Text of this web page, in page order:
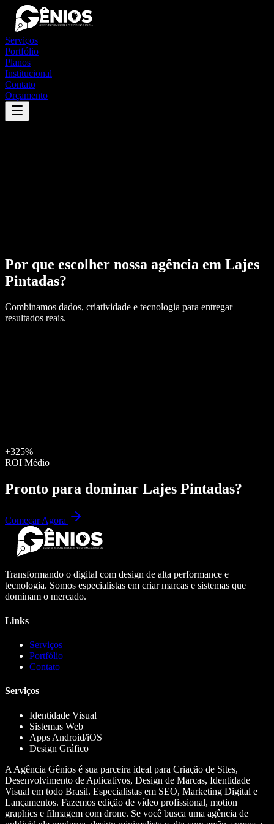
Serviços
Portfólio
Planos
Institucional
Contato
Orçamento
Por que escolher nossa agência em Lajes
Pintadas?
Combinamos dados, criatividade e tecnologia para entregar
resultados reais.
+325%
ROI Médio
Pronto para dominar Lajes Pintadas?
Começar Agora
Transformando o digital com design de alta performance e
tecnologia. Somos especialistas em criar marcas e sistemas que
dominam o mercado.
Links
Serviços
Portfólio
Contato
Serviços
Identidade Visual
Sistemas Web
Apps Android/iOS
Design Gráfico
A Agência Gênios é sua parceira ideal para Criação de Sites,
Desenvolvimento de Aplicativos, Design de Marcas, Identidade
Visual em todo Brasil. Especialistas em SEO, Marketing Digital e
Lançamentos. Fazemos edição de vídeo profissional, motion
graphics e filmagem com drone. Se você busca uma agência de